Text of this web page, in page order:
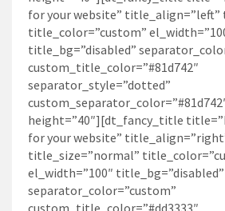
for your website” title_align=”left”
title_color=”custom”
title_bg=”disabled”
custom_title_color=”#81d742″
separator_style=”dotted”
height=”40″][dt_fancy_title
for your website”
title_size=”normal”
el_width=”100″ title_bg=”disabled”
separator_color=”custom”
custom_title_color=”#dd3333″